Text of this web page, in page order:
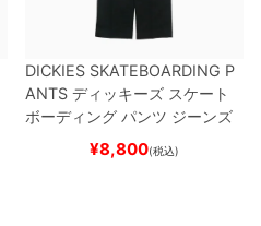
DICKIES SKATEBOARDING P
ANTS ディッキーズ スケート
ボーディング パンツ ジーンズ
SLIM FIT 30 LENGTH
スケートボード スケボー
¥8,800(税込)